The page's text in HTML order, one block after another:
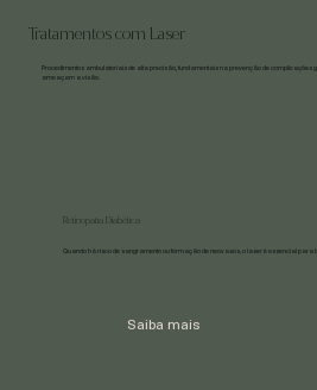
Tratamentos com Laser
Procedimentos ambulatoriais de alta precisão, fundamentais na prevenção de
ameaçam a visão.
Retinopatia Diabética
Quando há risco de sangramento ou formação de neovasos, o laser é essencial
Saiba mais